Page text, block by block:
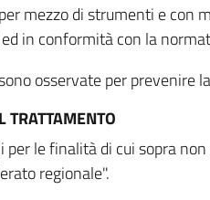
mezzo di strumenti e con
in conformità con la
osservate per
TRATTAMENTO
le finalità di cui sopra
regionale".